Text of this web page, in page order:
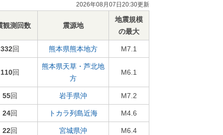
2026年08月07日20:30更新
観測回数 震源地
地震規模
の最大
332回 熊本県熊本地方 M7.1
110回
熊本県天草・芦北地
方
M6.1
55回 岩手県沖 M7.2
24回 トカラ列島近海 M4.6
22回 宮城県沖 M6.4